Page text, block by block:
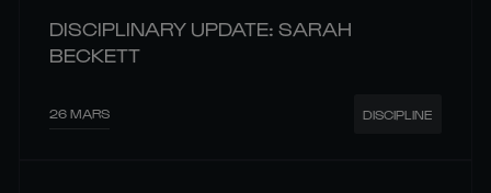
DISCIPLINARY UPDATE: SARAH
BECKETT
26 MARS DISCIPLINE